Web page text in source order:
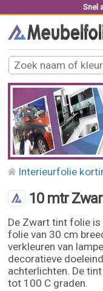
Snel
Interieurfolie
10 mtr
De Zwart tint folie is
folie van 30 cm
verkleuren van
decoratieve
achterlichten. De
tot 100 C graden.